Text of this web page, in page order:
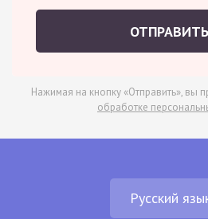
ОТПРАВИТЬ
Нажимая на кнопку «Отправить», вы
обработке
Русский